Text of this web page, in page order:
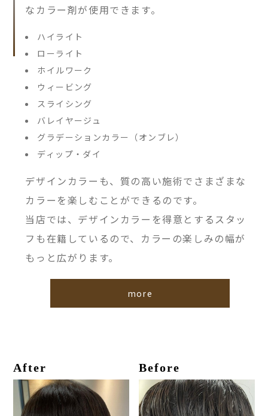
なカラー剤が使用できます。
ハイライト
ローライト
ホイルワーク
ウィービング
スライシング
バレイヤージュ
グラデーションカラー（オンブレ）
ディップ・ダイ
デザインカラーも、質の高い施術でさまざまな
カラーを楽しむことができるのです。
当店では、デザインカラーを得意とするスタッ
フも在籍しているので、カラーの楽しみの幅が
もっと広がります。
more
After Before